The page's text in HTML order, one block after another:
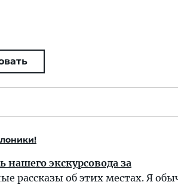
нашего экскурсовода за
рассказы об этих местах. Я